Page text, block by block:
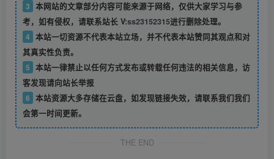
3 本网站的文章部分内容可能来源于网络，仅供大家学习与参
考，如有侵权，请联系站长 V:ss23152315进行删除处理。
4 本站一切资源不代表本站立场，并不代表本站赞同其观点和对
其真实性负责。
5 本站一律禁止以任何方式发布或转载任何违法的相关信息，访
客发现请向站长举报
6 本站资源大多存储在云盘，如发现链接失效，请联系我们我们
会第一时间更新。
THE END